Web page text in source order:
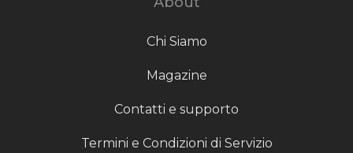
Chi Siamo
Magazine
Contatti e supporto
Termini e Condizioni di Servizio